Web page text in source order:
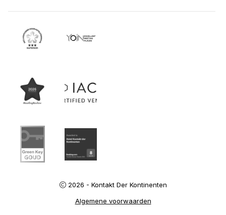
2026 - Kontakt Der Kontinenten
Algemene voorwaarden